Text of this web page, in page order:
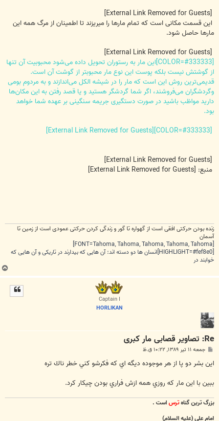
[External Link Removed for Guests]
این قسمت مکانی است که تمام مارها را میریزند تا اطمینان از مرگ همه این
مارها حاصل شود.
[External Link Removed for Guests]
[COLOR=#333333]این مار به رستوران تحویل داده می‌شود محبوبیت آن تنها
از گوشتش نیست بلکه پوست این نوع مار محبوبتر از گوشت آن است.
قدیمی‌ترین روش این است که مار را در شیشه الکل می‌اندازند و به مردوم بومی
وگردشگران می‌فروشند، اگر شما گردشگر هستید و یا قصد رفتن به این مکان‌ها
دارید مواظب باشید در صورت دستگیری جریمه سنگینی بر عهده شما خواهد
بود.
[COLOR=#333333]
[External Link Removed for Guests]
[External Link Removed for Guests]
منبع: [External Link Removed for Guests]
زنده بودن حرکتی افقی است از گهواره تا گور و زندگی کردن حرکتی عمودی است از زمین تا
آسمان
[FONT=Tahoma, Tahoma, Tahoma, Tahoma, Tahoma]
[HIGHLIGHT=#fef8e0]انسان ها دو دسته اند: آن هایی که بیدارند در تاریکی و آن هایی که
خوابند در
Captain I
HORLIKAN
Re: تصاویر قصابی مار کبری
ت
جمعه ۱۱ تیر ۱۳۸۹, ۱۰:۲۲ ق.ظ
اين بشر دو پا از هر موجوده ديگه اي كه فكرشو كني خطر ناك تره
ببين با اين مار كه روزي همه ازش فراري بودن چيكار كرد.
بزرگ ترين گناهترس است .
امام علي (عليه السلام)